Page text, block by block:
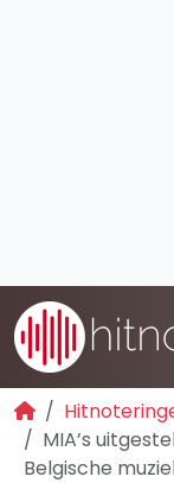
MIA’s
Belgische